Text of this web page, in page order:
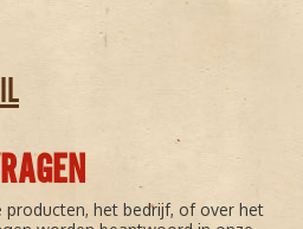
het bedrijf, of over het